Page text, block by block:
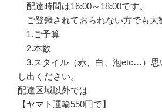
配達時間は16:00～18:00です。
ご登録されておられない方でも大
1.ご予算
2.本数
3.スタイル（赤、白、泡etc…）思
し出ください。
配達区域以外では
【ヤマト運輸550円で】